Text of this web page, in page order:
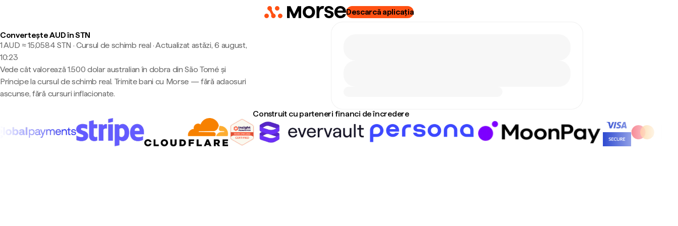
Descarcă aplicația
Convertește AUD în STN
1 AUD ≈ 15,0584 STN · Cursul de schimb real ·Actualizat astăzi, 6 august,
10:23
Vede cât valorează 1.500 dolar australian în dobra din São Tomé și
Príncipe la cursul de schimb real. Trimite bani cu Morse — fără adaosuri
ascunse, fără cursuri inflacionate.
Construit cu parteneri financi de încredere